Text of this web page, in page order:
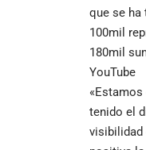
que se ha
100mil
180mil
YouTube
tenido el
visibilidad